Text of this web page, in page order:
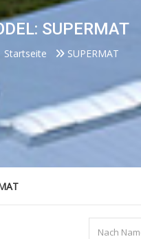
SUPERMAT
Startseite SUPERMAT